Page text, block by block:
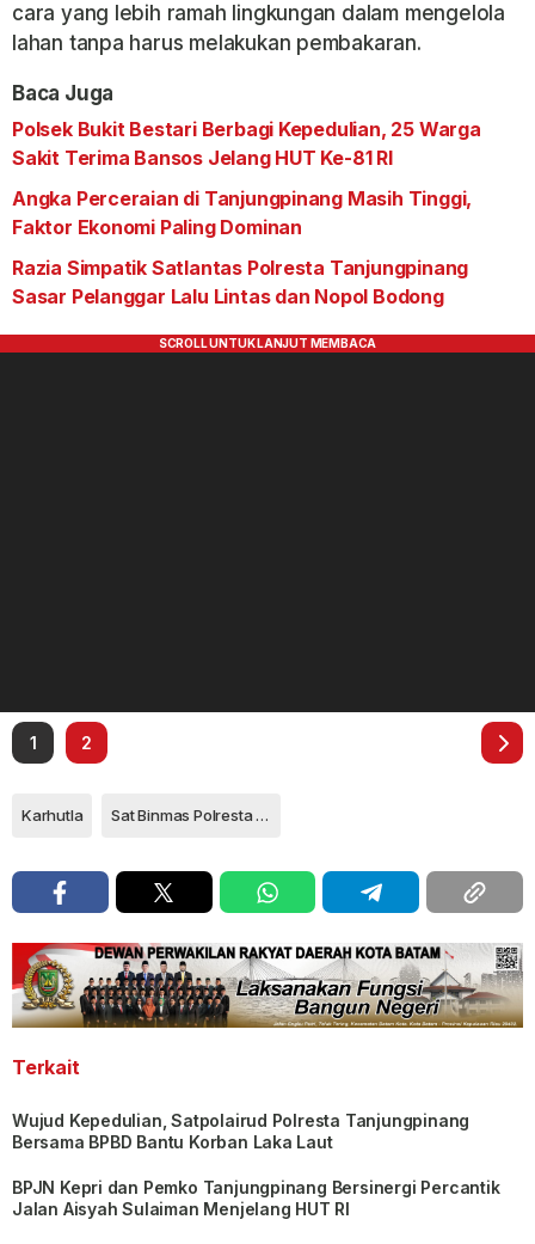
cara yang lebih ramah lingkungan dalam mengelola
lahan tanpa harus melakukan pembakaran.
Baca Juga
Polsek Bukit Bestari Berbagi Kepedulian, 25 Warga
Sakit Terima Bansos Jelang HUT Ke-81 RI
Angka Perceraian di Tanjungpinang Masih Tinggi,
Faktor Ekonomi Paling Dominan
Razia Simpatik Satlantas Polresta Tanjungpinang
Sasar Pelanggar Lalu Lintas dan Nopol Bodong
1 2
Karhutla Sat Binmas Polresta Tanjungpinang
Terkait
Wujud Kepedulian, Satpolairud Polresta Tanjungpinang
Bersama BPBD Bantu Korban Laka Laut
BPJN Kepri dan Pemko Tanjungpinang Bersinergi Percantik
Jalan Aisyah Sulaiman Menjelang HUT RI